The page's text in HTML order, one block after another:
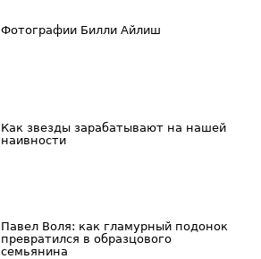
Фотографии Билли Айлиш
Как звезды зарабатывают на нашей
наивности
Павел Воля: как гламурный подонок
превратился в образцового
семьянина